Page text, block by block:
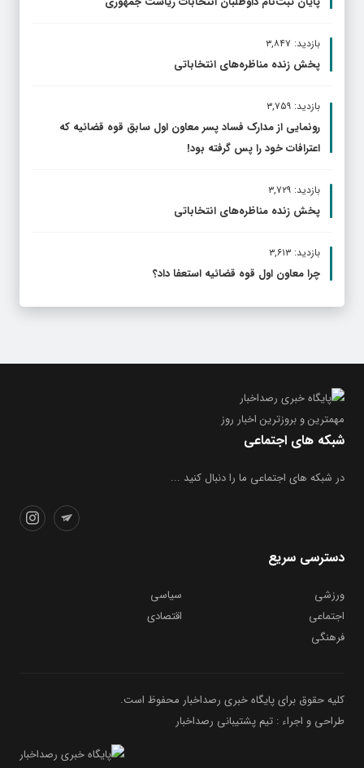
بازدید: ۳,۸۴۷
پخش زنده مناظره‌های انتخاباتی
بازدید: ۳,۷۵۹
رونمایی از مدارک فساد پسر معاون اول سابق قوه قضائیه که
اعترافات خود را پس گرفته بود!
بازدید: ۳,۷۲۹
پخش زنده مناظره‌های انتخاباتی
بازدید: ۳,۶۱۳
چرا معاون اول قوه قضائیه استعفا داد؟
مهمترین و بروز‌ترین اخبار روز
شبکه های اجتماعی
در شبکه های اجتماعی ما را دنبال کنید ...
دسترسی سریع
ورزشی
سیاسی
اجتماعی
اقتصادی
فرهنگی
کلیه حقوق برای پایگاه خبری رصداخبار محفوظ است.
طراحی و اجراء : تیم پشتیبانی رصداخبار